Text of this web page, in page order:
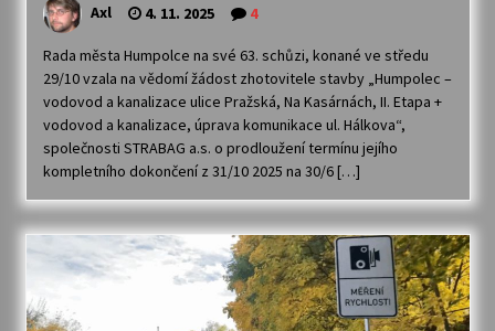
Axl 4. 11. 2025 4
Rada města Humpolce na své 63. schůzi, konané ve středu
29/10 vzala na vědomí žádost zhotovitele stavby „Humpolec –
vodovod a kanalizace ulice Pražská, Na Kasárnách, II. Etapa +
vodovod a kanalizace, úprava komunikace ul. Hálkova“,
společnosti STRABAG a.s. o prodloužení termínu jejího
kompletního dokončení z 31/10 2025 na 30/6 […]